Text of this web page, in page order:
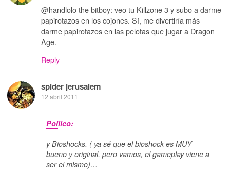
@handlolo the bitboy: veo tu Killzone 3 y subo a darme
papirotazos en los cojones. Sí, me divertiría más
darme papirotazos en las pelotas que jugar a Dragon
Age.
Reply
spider jerusalem
12 abril 2011
Pollico:
y Bioshocks. ( ya sé que el bioshock es MUY
bueno y original, pero vamos, el gameplay viene a
ser el mismo)…